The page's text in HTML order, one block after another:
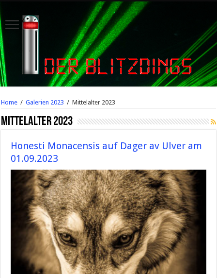
Home / Galerien 2023 / Mittelalter 2023
Mittelalter 2023
Honesti Monacensis auf Dager av Ulver am
01.09.2023